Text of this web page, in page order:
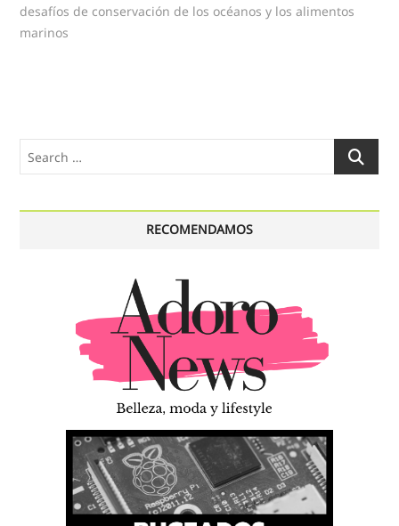
desafíos de conservación de los océanos y los alimentos
marinos
Search
…
RECOMENDAMOS